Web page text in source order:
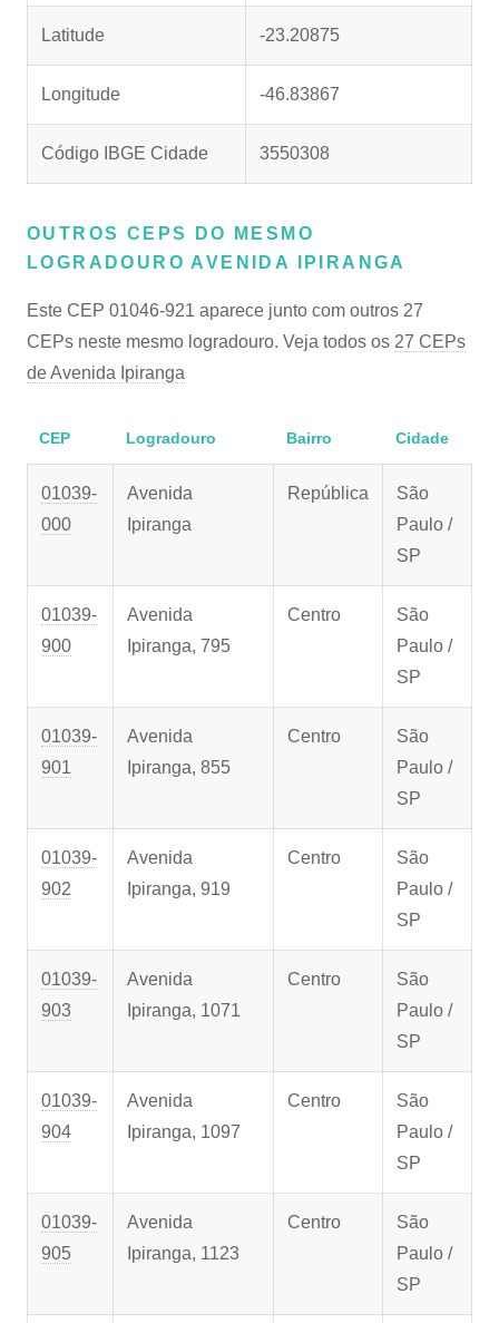
Latitude -23.20875
Longitude -46.83867
Código IBGE Cidade 3550308
OUTROS CEPS DO MESMO
LOGRADOURO AVENIDA IPIRANGA
Este CEP 01046-921 aparece junto com outros 27
CEPs neste mesmo logradouro. Veja todos os 27 CEPs
de Avenida Ipiranga
CEP Logradouro Bairro Cidade
01039-
000
Avenida
Ipiranga
República
São
Paulo /
SP
01039-
900
Avenida
Ipiranga, 795
Centro
São
Paulo /
SP
01039-
901
Avenida
Ipiranga, 855
Centro
São
Paulo /
SP
01039-
902
Avenida
Ipiranga, 919
Centro
São
Paulo /
SP
01039-
903
Avenida
Ipiranga, 1071
Centro
São
Paulo /
SP
01039-
904
Avenida
Ipiranga, 1097
Centro
São
Paulo /
SP
01039-
905
Avenida
Ipiranga, 1123
Centro
São
Paulo /
SP